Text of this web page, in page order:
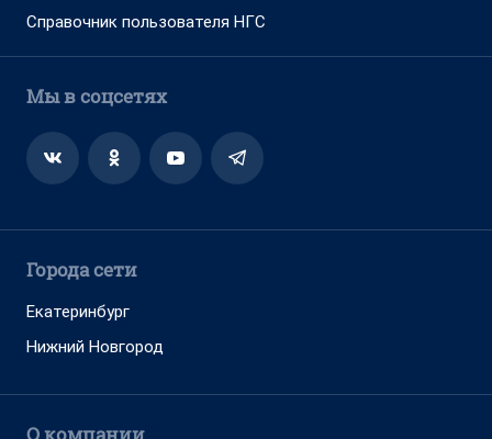
Справочник пользователя НГС
Мы в соцсетях
Города сети
Екатеринбург
Нижний Новгород
О компании